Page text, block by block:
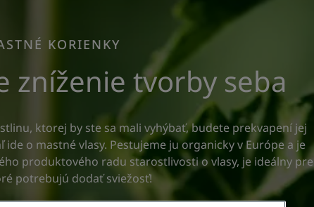
KORIENKY
zníženie tvorby seba
ktorej by ste sa mali vyhýbať, budete prekvapení jej
o mastné vlasy. Pestujeme ju organicky v Európe a je
produktového radu starostlivosti o vlasy, je ideálny pre
potrebujú dodať sviežosť!